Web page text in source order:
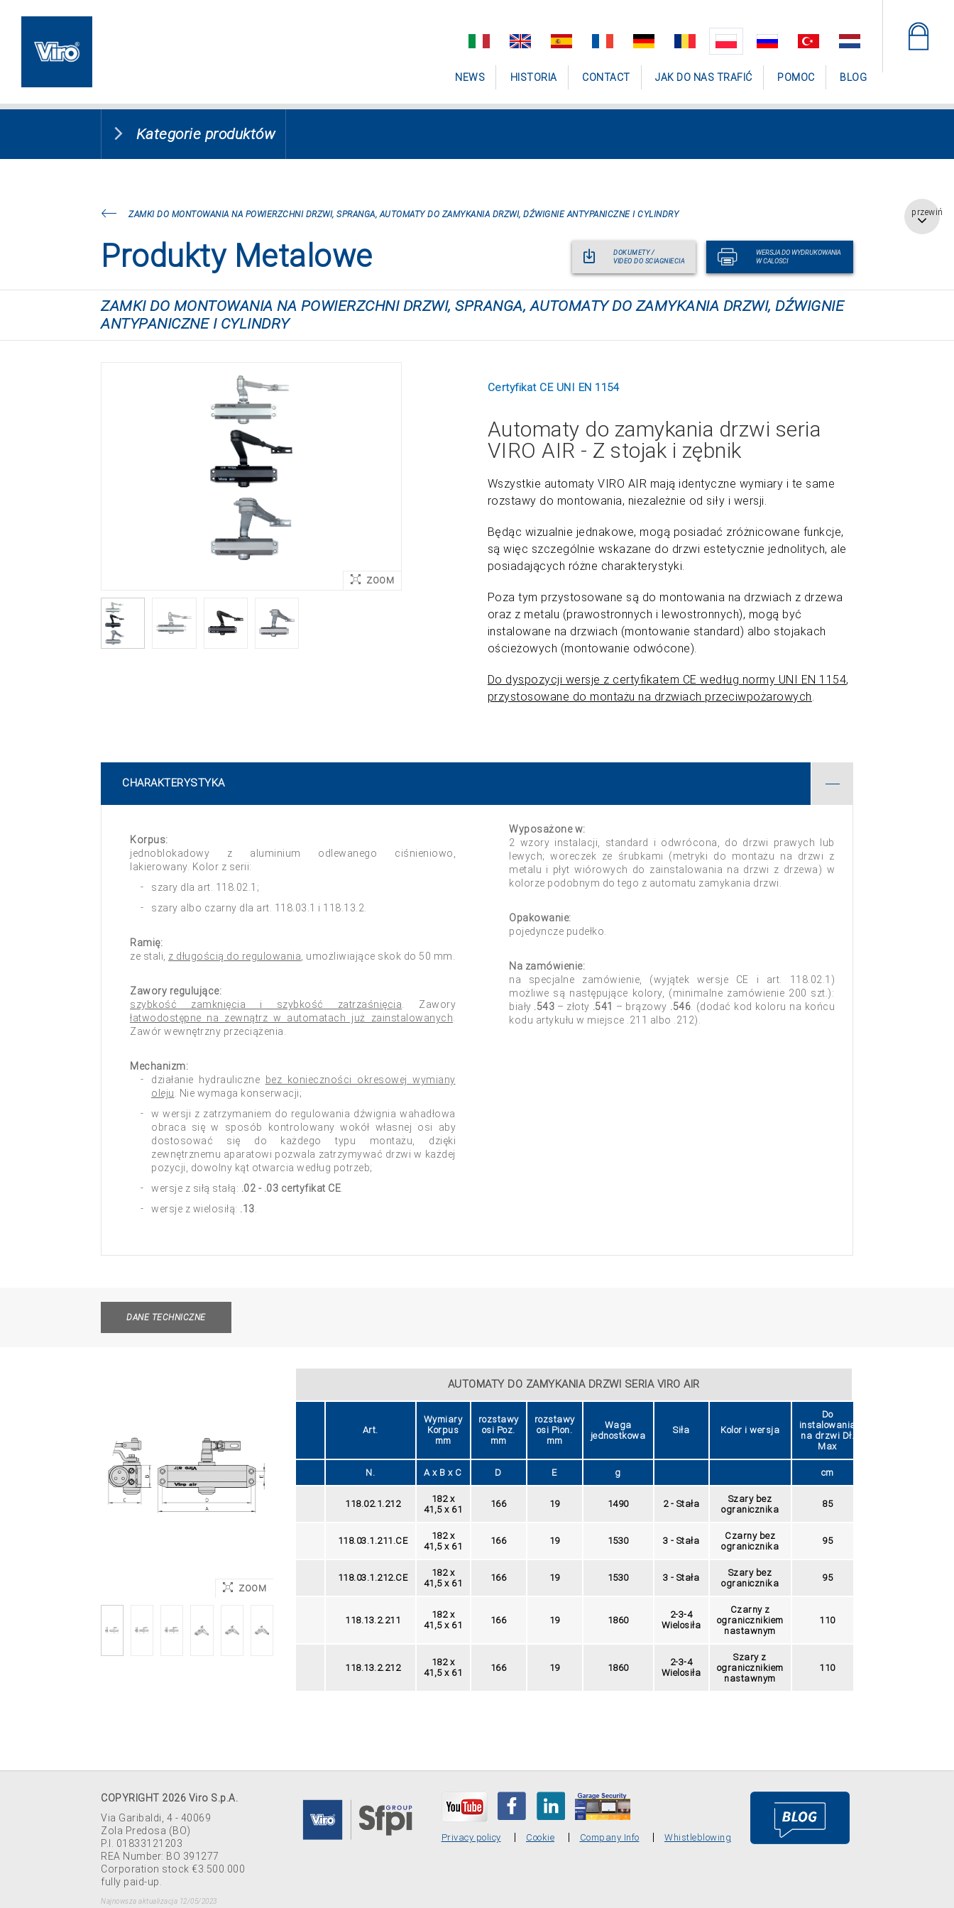
przewiń
NEWS HISTORIA CONTACT JAK DO NAS TRAFIĆ POMOC BLOG
Kategorie produktów
ZAMKI DO MONTOWANIA NA POWIERZCHNI DRZWI, SPRANGA, AUTOMATY DO ZAMYKANIA DRZWI, DŹWIGNIE ANTYPANICZNE I CYLINDRY
Produkty Metalowe
DOKUMETY /
VIDEO DO SCIAGNIECIA
WERSJA DO WYDRUKOWANIA
W CALOSCI
ZAMKI DO MONTOWANIA NA POWIERZCHNI DRZWI, SPRANGA, AUTOMATY DO ZAMYKANIA DRZWI, DŹWIGNIE
ANTYPANICZNE I CYLINDRY
ZOOM
Certyfikat CE UNI EN 1154
Automaty do zamykania drzwi seria
VIRO AIR - Z stojak i zębnik
Wszystkie automaty VIRO AIR mają identyczne wymiary i te same
rozstawy do montowania, niezależnie od siły i wersji.
Będąc wizualnie jednakowe, mogą posiadać zróżnicowane funkcje,
są więc szczególnie wskazane do drzwi estetycznie jednolitych, ale
posiadających różne charakterystyki.
Poza tym przystosowane są do montowania na drzwiach z drzewa
oraz z metalu (prawostronnych i lewostronnych), mogą być
instalowane na drzwiach (montowanie standard) albo stojakach
ościeżowych (montowanie odwócone).
Do dyspozycji wersje z certyfikatem CE według normy UNI EN 1154,
przystosowane do montażu na drzwiach przeciwpożarowych.
CHARAKTERYSTYKA
Korpus:
jednoblokadowy z aluminium odlewanego ciśnieniowo,
lakierowany. Kolor z serii:
szary dla art. 118.02.1;
szary albo czarny dla art. 118.03.1 i 118.13.2.
Ramię:
ze stali, z długością do regulowania , umożliwiające skok do 50 mm.
Zawory regulujące:
szybkość zamknięcia i szybkość zatrzaśnięcia . Zawory
łatwodostępne na zewnątrz w automatach już zainstalowanych
Zawór wewnętrzny przeciążenia.
Mechanizm:
działanie hydrauliczne
bez konieczności okresowej wymiany
oleju . Nie wymaga konserwacji;
w wersji z zatrzymaniem do regulowania dźwignia wahadłowa
obraca się w sposób kontrolowany wokół własnej osi aby
dostosować się do każdego typu montażu, dzięki
zewnętrznemu aparatowi pozwala zatrzymywać drzwi w każdej
pozycji, dowolny kąt otwarcia według potrzeb;
wersje z siłą stałą: .02 - .03 certyfikat CE
wersje z wielosiłą: .13
Wyposażone w:
2 wzory instalacji, standard i odwrócona, do drzwi prawych lub
lewych; woreczek ze śrubkami (metryki do montażu na drzwi z
metalu i płyt wiórowych do zainstalowania na drzwi z drzewa) w
kolorze podobnym do tego z automatu zamykania drzwi.
Opakowanie:
pojedyncze pudełko.
Na zamówienie:
na specjalne zamówienie, (wyjątek wersje CE i art. 118.02.1)
możliwe są następujące kolory, (minimalne zamówienie 200 szt.):
biały .543 – złoty .541 – brązowy .546 . (dodać kod koloru na końcu
kodu artykułu w miejsce .211 albo .212).
DANE TECHNICZNE
ZOOM ZOOM
AUTOMATY DO ZAMYKANIA DRZWI SERIA VIRO AIR
Art.
Wymiary
Korpus
mm
rozstawy
osi Poz.
mm
rozstawy
osi Pion.
mm
Waga
jednostkowa
Siła Kolor i wersja
Do
instalowania
na drzwi Dł.
Max
N. A x B x C D E g cm
118.02.1.212
182 x
41,5 x 61
166 19 1490 2 - Stała
Szary bez
ogranicznika
85
118.03.1.211.CE
182 x
41,5 x 61
166 19 1530 3 - Stała
Czarny bez
ogranicznika
95
118.03.1.212.CE
182 x
41,5 x 61
166 19 1530 3 - Stała
Szary bez
ogranicznika
95
118.13.2.211
182 x
41,5 x 61
166 19 1860
2-3-4
Wielosiła
Czarny z
ogranicznikiem
nastawnym
110
118.13.2.212
182 x
41,5 x 61
166 19 1860
2-3-4
Wielosiła
Szary z
ogranicznikiem
nastawnym
110
COPYRIGHT 2026 Viro S.p.A.
Via Garibaldi, 4 - 40069
Zola Predosa (BO)
P.I. 01833121203
REA Number: BO 391277
Corporation stock €3.500.000
fully paid-up.
Najnowsza aktualizacja 12/05/2023
Privacy policy Cookie Company Info Whistleblowing